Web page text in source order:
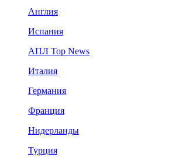
Англия
Испания
АПЛ Top News
Италия
Германия
Франция
Нидерланды
Турция